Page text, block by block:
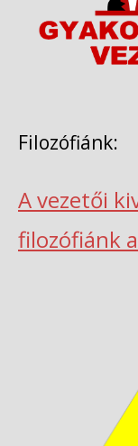
Filozófiánk:
A vezetői
filozófiánk